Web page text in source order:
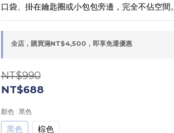
口袋、掛在鑰匙圈或小包包旁邊，完全不佔空間。
全店，購買滿NT$4,500，即享免運優惠
NT$990
NT$688
顏色 : 黑色
黑色 棕色